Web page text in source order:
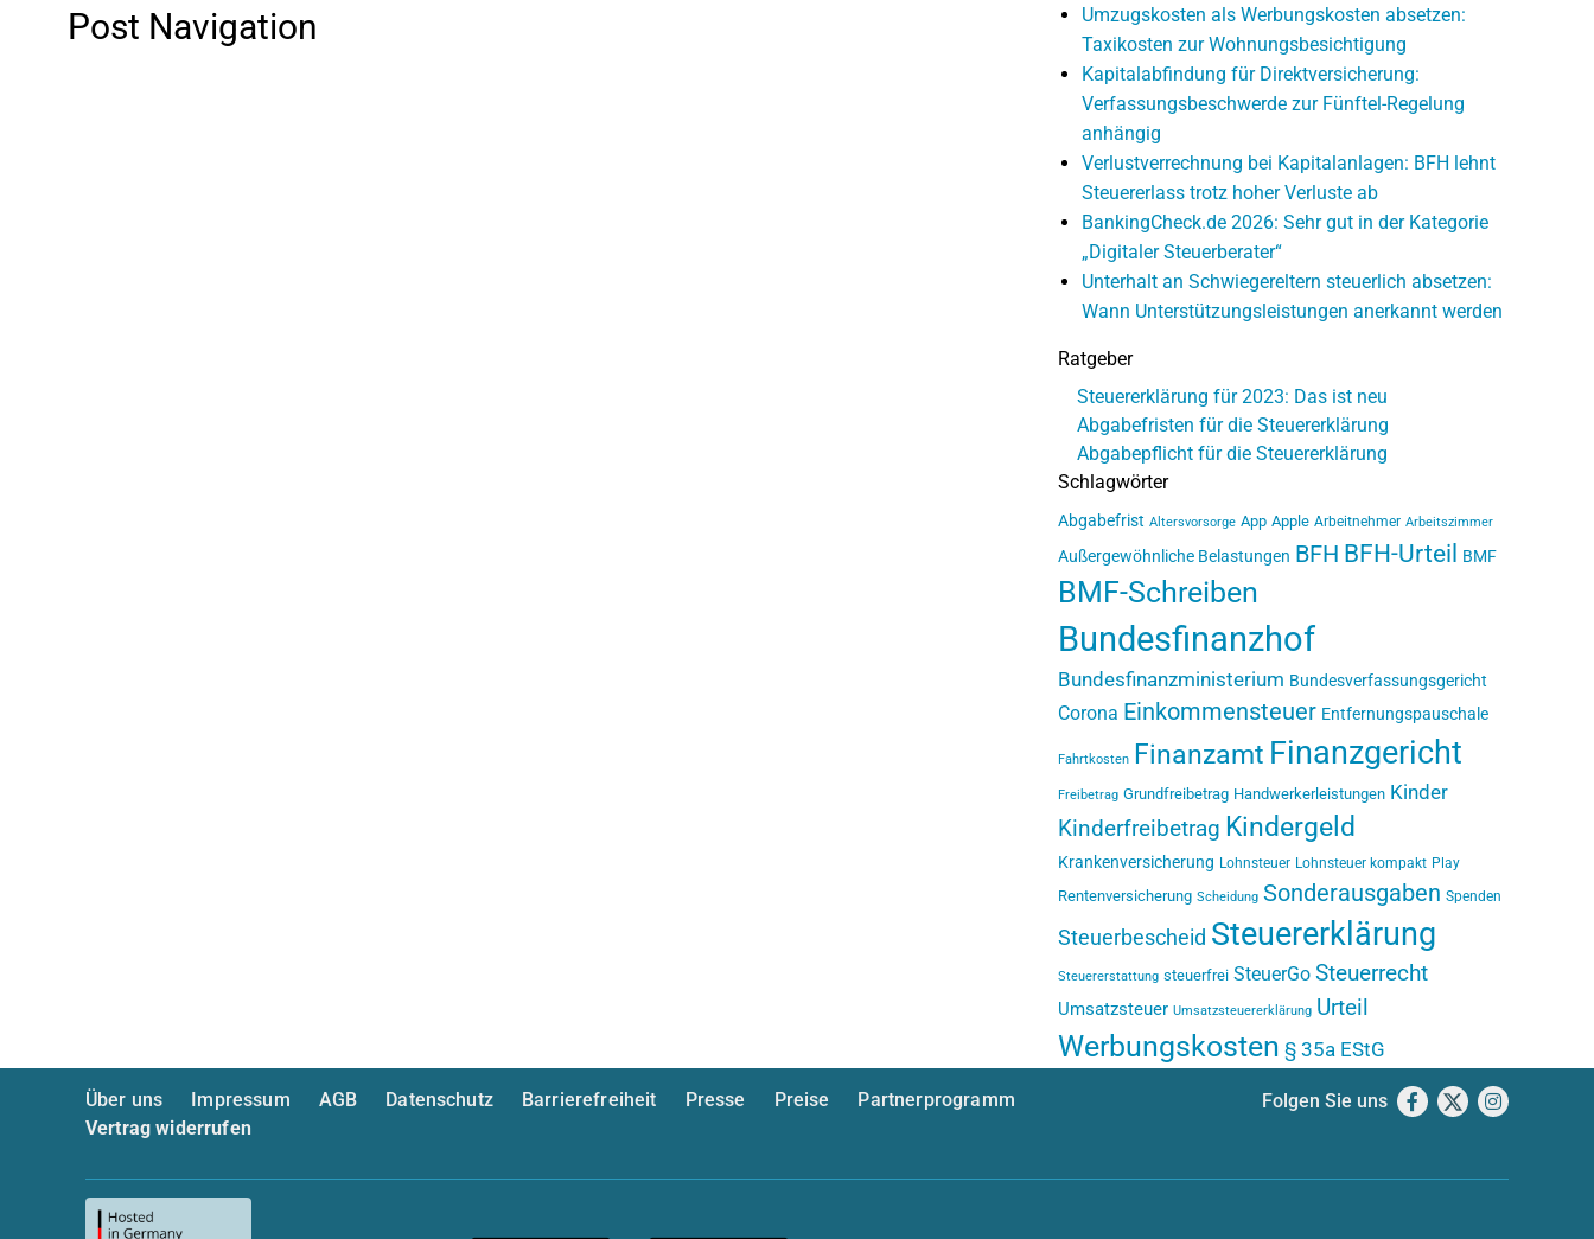
Post Navigation
Umzugskosten als Werbungskosten absetzen:
Taxikosten zur Wohnungsbesichtigung
Kapitalabfindung für Direktversicherung:
Verfassungsbeschwerde zur Fünftel-Regelung
anhängig
Verlustverrechnung bei Kapitalanlagen: BFH lehnt
Steuererlass trotz hoher Verluste ab
BankingCheck.de 2026: Sehr gut in der Kategorie
„Digitaler Steuerberater“
Unterhalt an Schwiegereltern steuerlich absetzen:
Wann Unterstützungsleistungen anerkannt werden
Ratgeber
Steuererklärung für 2023: Das ist neu
Abgabefristen für die Steuererklärung
Abgabepflicht für die Steuererklärung
Schlagwörter
Abgabefrist Altersvorsorge App Apple Arbeitnehmer Arbeitszimmer
Außergewöhnliche Belastungen BFH BFH-Urteil BMF
BMF-Schreiben
Bundesfinanzhof
Bundesfinanzministerium Bundesverfassungsgericht
Corona Einkommensteuer Entfernungspauschale
Fahrtkosten Finanzamt Finanzgericht
Freibetrag Grundfreibetrag Handwerkerleistungen Kinder
Kinderfreibetrag Kindergeld
Krankenversicherung Lohnsteuer Lohnsteuer kompakt Play
Rentenversicherung Scheidung Sonderausgaben Spenden
Steuerbescheid Steuererklärung
Steuererstattung steuerfrei SteuerGo Steuerrecht
Umsatzsteuer Umsatzsteuererklärung Urteil
Werbungskosten § 35a EStG
Über uns Impressum AGB Datenschutz Barrierefreiheit Presse Preise
Partnerprogramm
Vertrag widerrufen
Folgen Sie uns Facebook
X Instagram